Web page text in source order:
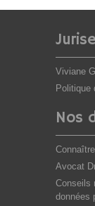
Viviane
Politique
Nos
Avocat
Conseils
données